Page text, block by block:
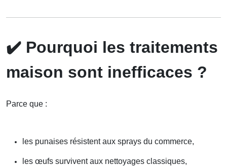
✔️ Pourquoi les traitements
maison sont inefficaces ?
Parce que :
les punaises résistent aux sprays du commerce,
les œufs survivent aux nettoyages classiques,